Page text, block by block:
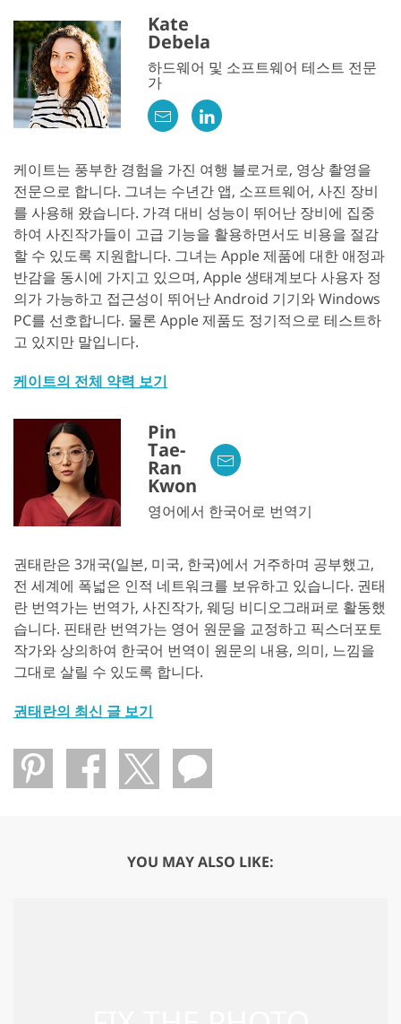
Kate
Debela
하드웨어 및 소프트웨어 테스트 전문
가
케이트는 풍부한 경험을 가진 여행 블로거로, 영상 촬영을
전문으로 합니다. 그녀는 수년간 앱, 소프트웨어, 사진 장비
를 사용해 왔습니다. 가격 대비 성능이 뛰어난 장비에 집중
하여 사진작가들이 고급 기능을 활용하면서도 비용을 절감
할 수 있도록 지원합니다. 그녀는 Apple 제품에 대한 애정과
반감을 동시에 가지고 있으며, Apple 생태계보다 사용자 정
의가 가능하고 접근성이 뛰어난 Android 기기와 Windows
PC를 선호합니다. 물론 Apple 제품도 정기적으로 테스트하
고 있지만 말입니다.
케이트의 전체 약력 보기
Pin
Tae-
Ran
Kwon
영어에서 한국어로 번역기
권태란은 3개국(일본, 미국, 한국)에서 거주하며 공부했고,
전 세계에 폭넓은 인적 네트워크를 보유하고 있습니다. 권태
란 번역가는 번역가, 사진작가, 웨딩 비디오그래퍼로 활동했
습니다. 핀태란 번역가는 영어 원문을 교정하고 픽스더포토
작가와 상의하여 한국어 번역이 원문의 내용, 의미, 느낌을
그대로 살릴 수 있도록 합니다.
권태란의 최신 글 보기
YOU MAY ALSO LIKE: